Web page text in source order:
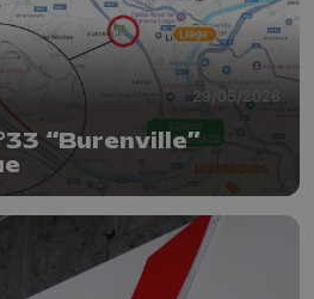
29/05/2026
“Burenville”